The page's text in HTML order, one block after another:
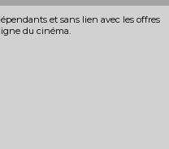
et sans lien avec les offres
du cinéma.